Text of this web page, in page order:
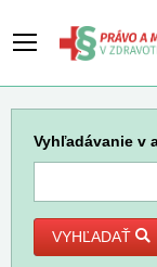
Vyhľadávanie v
VYHĽADAŤ